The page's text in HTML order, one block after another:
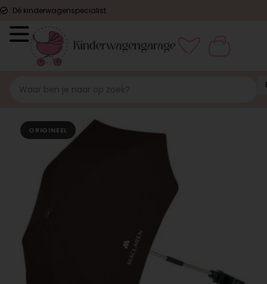
Dé kinderwagenspecialist
ORIGINEEL